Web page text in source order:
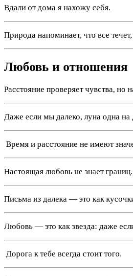
Вдали от дома я нахожу себя.
Природа напоминает, что все
Любовь и отношения
Расстояние проверяет чувства,
Даже если мы далеко, луна одна на
Время и расстояние не имеют
Настоящая любовь не знает границ.
Письма из далека — это как
Любовь — это как звезда: даже
️ Дорога к тебе всегда стоит того.